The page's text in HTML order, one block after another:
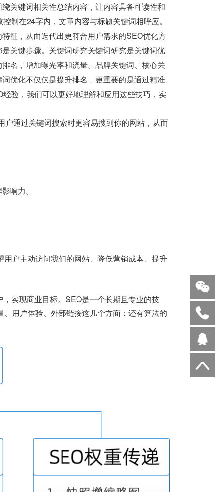
关键词相关性总结内容，让内容具备可读性和
制在24字内，文章内容与标题关键词相呼应。
征，从而迭代出更符合用户需求的SEO优化方
关键步骤。关键词研究关键词研究是关键词优
名，增加曝光率和流量。品牌关键词、核心关
优化不仅仅是提升排名，更重要的是通过精准
验，我们可以更好地理解和应用这些技巧，实
通过关键词搜索时更容易搜到你的网站，从而
响力。
户主动访问我们的网站、降低营销成本、提升
实现商业目标。SEO是一个长期且专业的技
用户体验、外部链接这几个方面；还有算法的